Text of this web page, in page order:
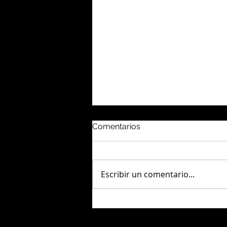
Perú: Antamina, Las Bambas
Comentarios
Escribir un comentario...